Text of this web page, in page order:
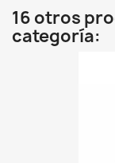
16 otros
categoría: